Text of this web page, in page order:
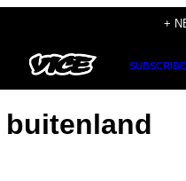
+
SUBSCRIBE
buitenland